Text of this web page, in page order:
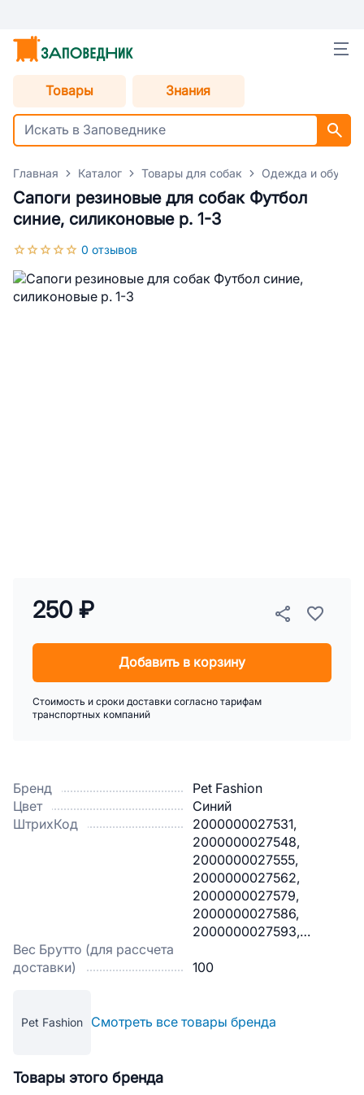
Товары Знания
Главная Каталог Товары для собак Одежда и обувь
Сапоги резиновые для собак Футбол
синие, силиконовые р. 1-3
0 отзывов
Бренд
Pet Fashion
Цвет
Синий
ШтрихКод
2000000027531,
2000000027548,
2000000027555,
2000000027562,
2000000027579,
2000000027586,
2000000027593,
2000000027623,
2000000027654,
Вес Брутто (для рассчета
доставки)
100
Pet Fashion Смотреть все товары бренда
250 ₽
Добавить в корзину
Стоимость и сроки доставки согласно тарифам
транспортных компаний
Товары этого бренда